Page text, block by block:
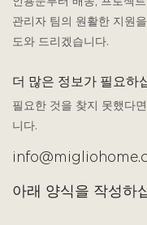
관리자 팀의 원활한 지원
도와 드리겠습니다.
더 많은 정보가 필요하
필요한 것을 찾지 못했다
니다.
아래 양식을 작성하